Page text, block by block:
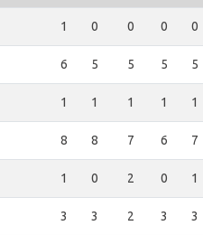
1 0 0 0 0
6 5 5 5 5
1 1 1 1 1
8 8 7 6 7
1 0 2 0 1
3 3 2 3 3